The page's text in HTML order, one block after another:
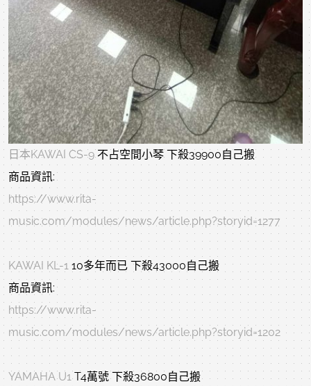
日本KAWAI CS-9 不占空間小琴 下殺39900自己搬
商品資訊:
https://www.rita-
music.com/modules/news/article.php?storyid=1277
KAWAI KL-1 10多年而已 下殺43000自己搬
商品資訊:
https://www.rita-
music.com/modules/news/article.php?storyid=1202
YAMAHA U1 T4萬號 下殺36800自己搬